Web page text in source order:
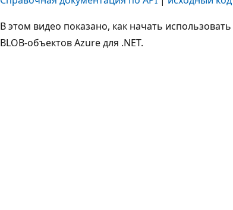
В этом видео показано, как начать
BLOB-объектов Azure для .NET.